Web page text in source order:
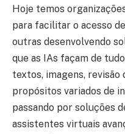
Hoje temos
para facilitar o acesso
outras desenvolvendo
que as IAs façam de
textos, imagens, revisão
propósitos variados de
passando por soluções
assistentes virtuais